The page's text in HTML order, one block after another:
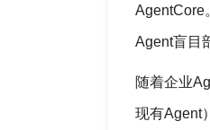
AgentCore
Agent盲目
随着企业
现有Agent